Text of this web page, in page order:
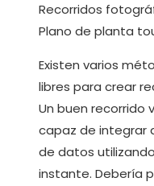
Recorridos
Plano de planta
Existen varios
libres para crear
Un buen recorrido
capaz de integrar
de datos
instante. Debería